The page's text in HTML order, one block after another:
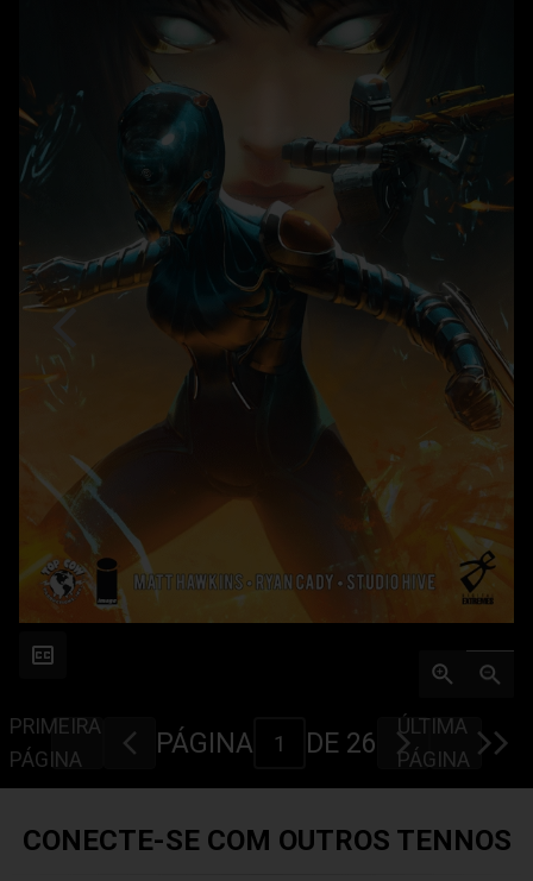
PRIMEIRA
PÁGINA
PÁGINA DE 26
ÚLTIMA
PÁGINA
CONECTE-SE COM OUTROS TENNOS